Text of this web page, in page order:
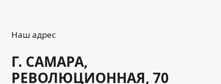
Наш адрес
Г. САМАРА,
РЕВОЛЮЦИОННАЯ, 70